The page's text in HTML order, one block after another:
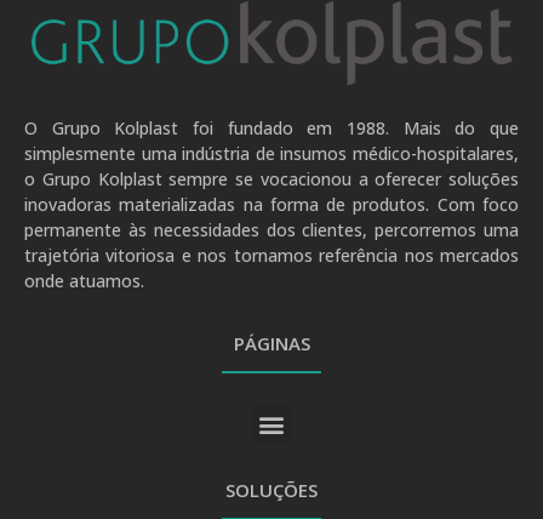
O Grupo Kolplast foi fundado em 1988. Mais do que
simplesmente uma indústria de insumos médico-hospitalares,
o Grupo Kolplast sempre se vocacionou a oferecer soluções
inovadoras materializadas na forma de produtos. Com foco
permanente às necessidades dos clientes, percorremos uma
trajetória vitoriosa e nos tornamos referência nos mercados
onde atuamos.
PÁGINAS
SOLUÇÕES